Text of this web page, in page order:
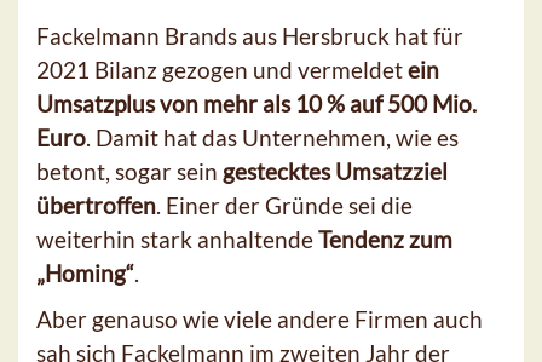
Fackelmann Brands aus Hersbruck hat für
2021 Bilanz gezogen und vermeldetein
Umsatzplus von mehr als 10 % auf 500 Mio.
Euro. Damit hat das Unternehmen, wie es
betont, sogar sein gestecktes Umsatzziel
übertroffen. Einer der Gründe sei die
weiterhin stark anhaltendeTendenz zum
„Homing“.
Aber genauso wie viele andere Firmen auch
sah sich Fackelmann im zweiten Jahr der